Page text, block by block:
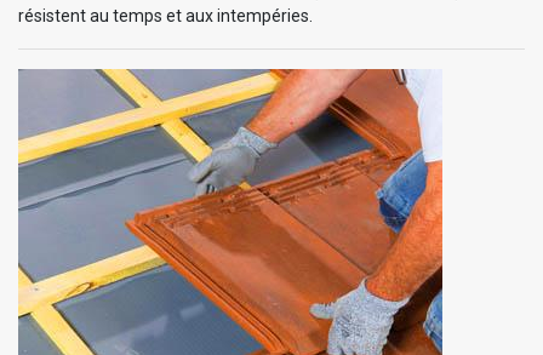
résistent au temps et aux intempéries.